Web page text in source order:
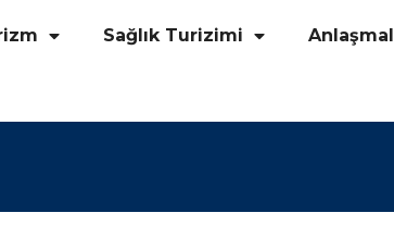
Sağlık Turizimi